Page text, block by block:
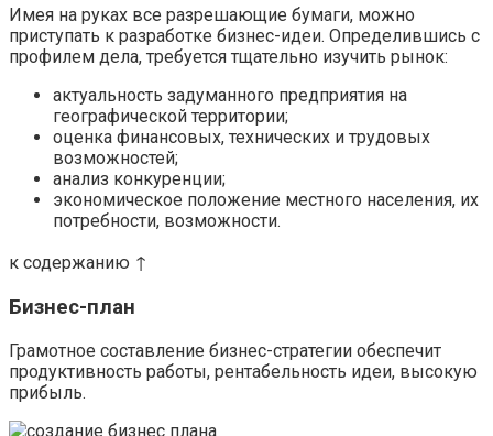
Имея на руках все разрешающие бумаги, можно
приступать к разработке бизнес-идеи. Определившись с
профилем дела, требуется тщательно изучить рынок:
актуальность задуманного предприятия на
географической территории;
оценка финансовых, технических и трудовых
возможностей;
анализ конкуренции;
экономическое положение местного населения, их
потребности, возможности.
к содержанию ↑
Бизнес-план
Грамотное составление бизнес-стратегии обеспечит
продуктивность работы, рентабельность идеи, высокую
прибыль.